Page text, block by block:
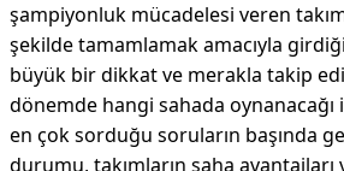
şampiyonluk mücadelesi veren
şekilde tamamlamak amacıyla
büyük bir dikkat ve merakla takip
dönemde hangi sahada
en çok sorduğu soruların başında
durumu, takımların saha